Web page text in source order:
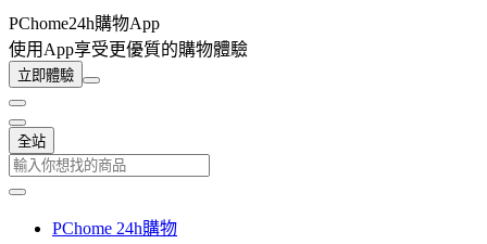
PChome24h購物App
使用App享受更優質的購物體驗
立即體驗
全站
PChome 24h購物